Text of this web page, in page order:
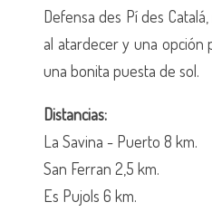
Defensa des Pí des
al atardecer y una opción
una bonita puesta de sol.
Distancias:
La Savina - Puerto 8 km.
San Ferran 2,5 km.
Es Pujols 6 km.